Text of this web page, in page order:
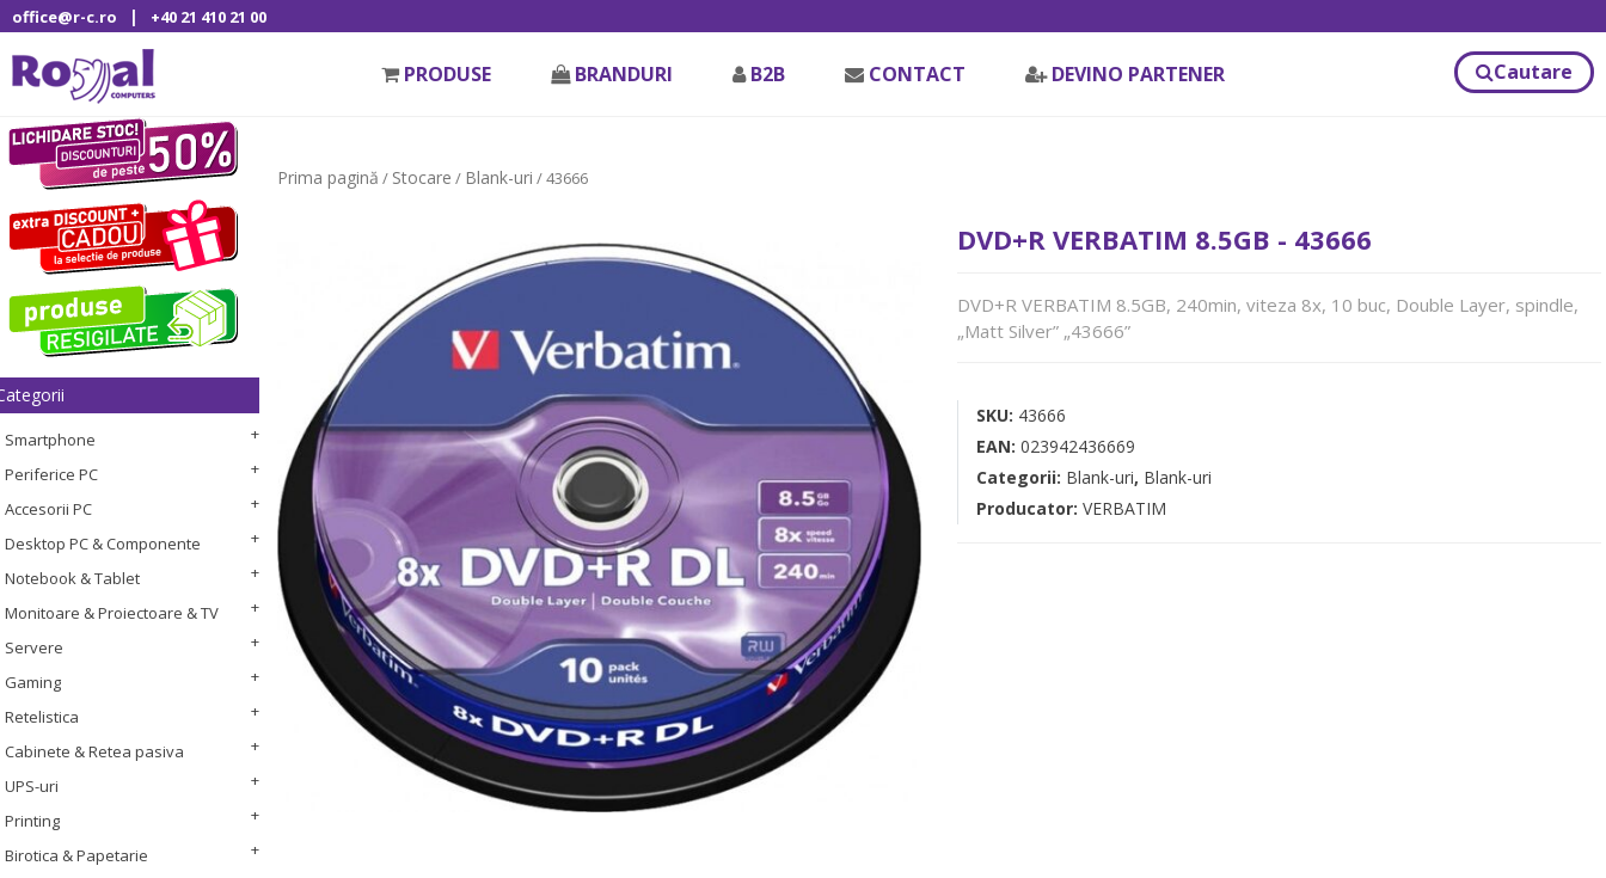
office@r-c.ro | +40 21 410 21 00
PRODUSE BRANDURI B2B CONTACT DEVINO PARTENER Cautare
Smartphone
Periferice PC
Accesorii PC
Desktop PC & Componente
Notebook & Tablet
Monitoare & Proiectoare & TV
Servere
Gaming
Retelistica
Cabinete & Retea pasiva
UPS-uri
Printing
Birotica & Papetarie
Prima pagină / Stocare / Blank-uri / 43666
DVD+R VERBATIM 8.5GB - 43666
DVD+R VERBATIM 8.5GB, 240min, viteza 8x, 10 buc, Double Layer, spindle,
„Matt Silver” „43666”
SKU: 43666
EAN: 023942436669
Categorii: Blank-uri, Blank-uri
Producator: VERBATIM